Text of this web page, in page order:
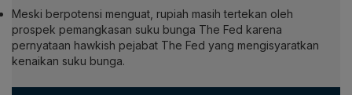
Meski berpotensi menguat, rupiah masih tertekan oleh
prospek pemangkasan suku bunga The Fed karena
pernyataan hawkish pejabat The Fed yang mengisyaratkan
kenaikan suku bunga.